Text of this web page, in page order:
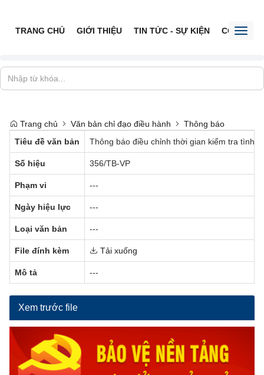
TRANG CHỦ GIỚI THIỆU TIN TỨC - SỰ KIỆN CỔNG
Trang chủ Văn bản chỉ đạo điều hành
Thông báo
Tiêu đề văn bản
Thông báo điều chỉnh thời gian kiểm tra tình
Số hiệu 356/TB-VP
Phạm vi ---
Ngày hiệu lực ---
Loại văn bản ---
File đính kèm Tải xuống
Mô tả ---
Xem trước file